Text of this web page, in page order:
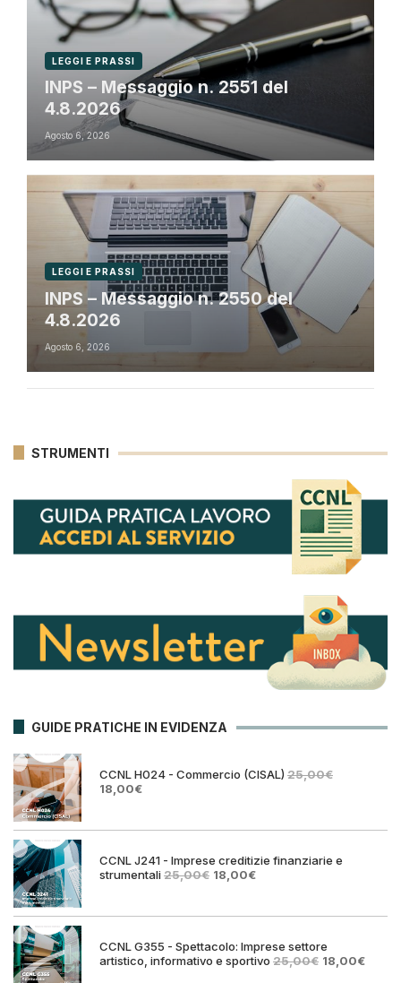
LEGGI E PRASSI
INPS – Messaggio n. 2551 del
4.8.2026
Agosto 6, 2026
LEGGI E PRASSI
INPS – Messaggio n. 2550 del
4.8.2026
Agosto 6, 2026
STRUMENTI
GUIDE PRATICHE IN EVIDENZA
CCNL H024 - Commercio (CISAL) 25,00€
Il
era:
18,00€Il
è:
CCNL J241 - Imprese creditizie finanziarie e
strumentali25,00€ Il
era:
18,00€Il
è:
CCNL G355 - Spettacolo: Imprese settore
artistico, informativo e sportivo 25,00€ Il18,00€Il